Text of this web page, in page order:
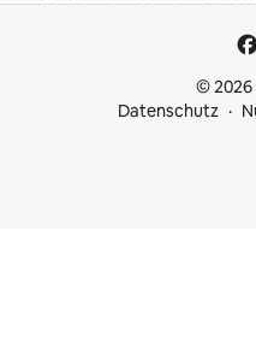
© 2026
Datenschutz